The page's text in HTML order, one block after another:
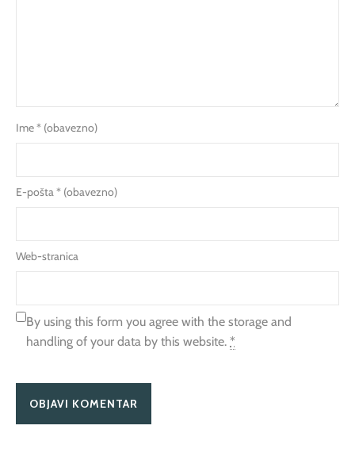
Ime* (obavezno)
E-pošta* (obavezno)
Web-stranica
By using this form you agree with the storage and
handling of your data by this website. *